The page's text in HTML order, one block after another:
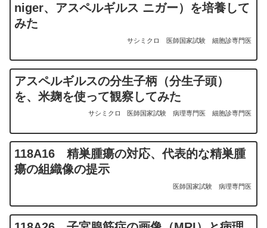
niger、アスペルギルス ニガー）を培養して
みた
サシミクロ 医師国家試験 細胞診専門医
アスペルギルスの分生子柄（分生子頭）
を、米麹を使って観察してみた
サシミクロ 医師国家試験 病理専門医 細胞診専門医
118A16 精巣腫瘍の対応、代表的な精巣腫
瘍の組織像の提示
医師国家試験 病理専門医